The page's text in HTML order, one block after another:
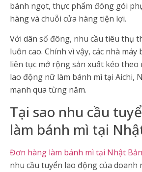
bánh ngọt, thực phẩm đóng gói
hàng và chuỗi cửa hàng tiện lợi.
Với dân số đông, nhu cầu tiêu thụ
luôn cao. Chính vì vậy, các nhà máy
liên tục mở rộng sản xuất kéo theo
lao động nữ làm bánh mì tại Aichi,
mạnh qua từng năm.
Tại sao nhu cầu
làm bánh mì tại
Đơn hàng làm bánh mì tại Nhật Bản
nhu cầu tuyển lao động của